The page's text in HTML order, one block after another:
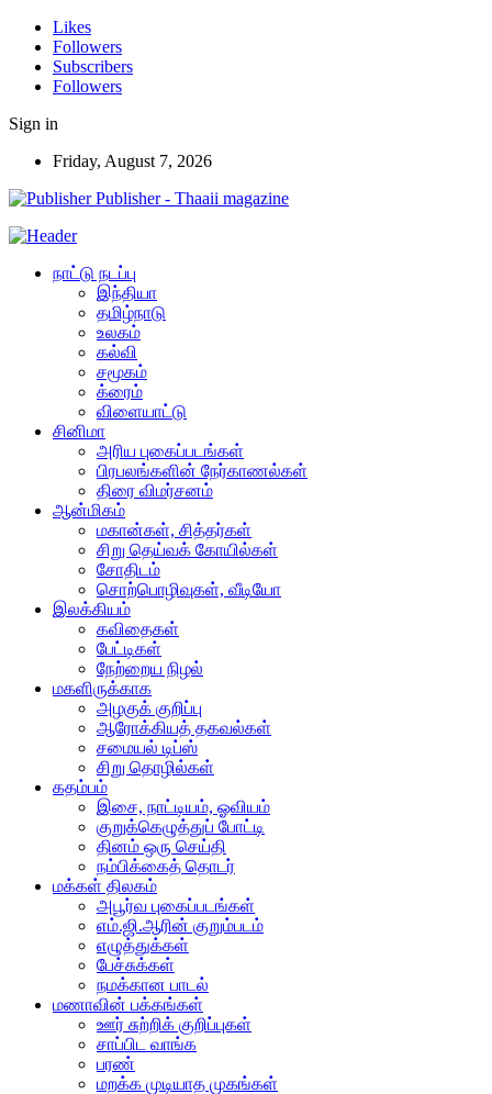
Likes
Followers
Subscribers
Followers
Sign in
Friday, August 7, 2026
Publisher - Thaaii magazine
நாட்டு நடப்பு
இந்தியா
தமிழ்நாடு
உலகம்
கல்வி
சமூகம்
க்ரைம்
விளையாட்டு
சினிமா
அரிய புகைப்படங்கள்
பிரபலங்களின் நேர்காணல்கள்
திரை விமர்சனம்
ஆன்மிகம்
மகான்கள், சித்தர்கள்
சிறு தெய்வக் கோயில்கள்
சோதிடம்
சொற்பொழிவுகள், வீடியோ
இலக்கியம்
கவிதைகள்
பேட்டிகள்
நேற்றைய நிழல்
மகளிருக்காக
அழகுக் குறிப்பு
ஆரோக்கியத் தகவல்கள்
சமையல் டிப்ஸ்
சிறு தொழில்கள்
கதம்பம்
இசை, நாட்டியம், ஓவியம்
குறுக்கெழுத்துப் போட்டி
தினம் ஒரு செய்தி
நம்பிக்கைத் தொடர்
மக்கள் திலகம்
அபூர்வ புகைப்படங்கள்
எம்.ஜி.ஆரின் குறும்படம்
எழுத்துக்கள்
பேச்சுக்கள்
நமக்கான பாடல்
மணாவின் பக்கங்கள்
ஊர் சுற்றிக் குறிப்புகள்
சாப்பிட வாங்க
பரண்
மறக்க முடியாத முகங்கள்